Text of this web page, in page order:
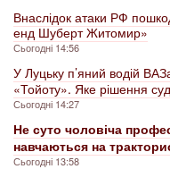
Внаслідок атаки РФ
енд Шуберт Житомир»
Сьогодні 14:56
У Луцьку п’яний водій
«Тойоту». Яке рішення
Сьогодні 14:27
Не суто чоловіча
навчаються на
Сьогодні 13:58